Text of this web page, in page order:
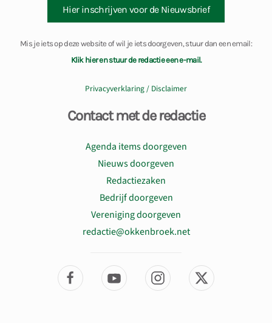
Hier inschrijven voor de Nieuwsbrief
Mis je iets op deze website of wil je iets doorgeven, stuur dan een email:
Klik hier en stuur de redactie een e-mail.
Privacyverklaring / Disclaimer
Contact met de redactie
Agenda items doorgeven
Nieuws doorgeven
Redactiezaken
Bedrijf doorgeven
Vereniging doorgeven
redactie@okkenbroek.net